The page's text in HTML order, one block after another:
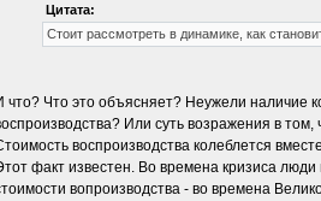
Цитата:
Стоит рассмотреть в динамике, как
что? Что это объясняет? Неужели наличие
Или суть возражения в
воспроизводства колеблется
факт известен. Во времена кризиса
вопроизводства - во времена